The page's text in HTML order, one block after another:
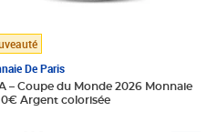
De Paris
– Coupe du Monde 2026 Monnaie
Argent colorisée